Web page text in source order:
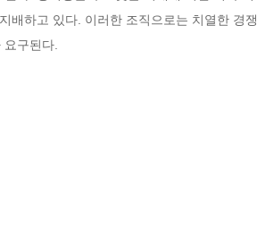
배하고 있다. 이러한 조직으로는 치열한 경
구된다.